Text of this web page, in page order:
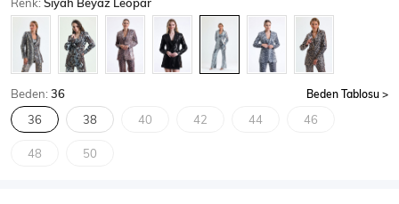
Body Atlet Crop & Büstiyer
SPOR GİYİM
Beden:36 Beden Tablosu
36 38 40 42 44 46
48 50